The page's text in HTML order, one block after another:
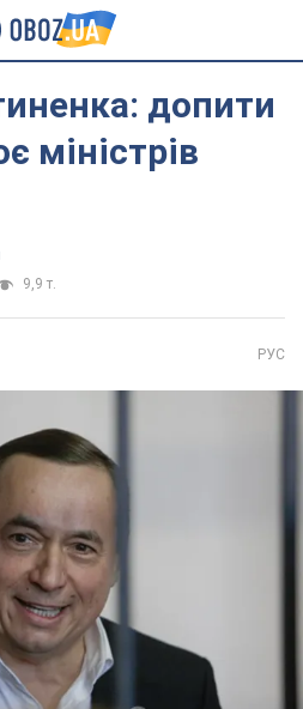
допити
міністрів
9,9 т.
РУС